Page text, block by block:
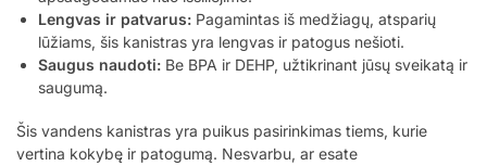
Lengvas ir patvarus: Pagamintas iš medžiagų, atsparių
lūžiams, šis kanistras yra lengvas ir patogus nešioti.
Saugus naudoti: Be BPA ir DEHP, užtikrinant jūsų sveikatą ir
saugumą.
Šis vandens kanistras yra puikus pasirinkimas tiems, kurie
vertina kokybę ir patogumą. Nesvarbu, ar esate